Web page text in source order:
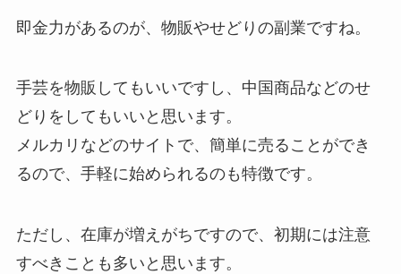
即金力があるのが、物販やせどりの副業ですね。
手芸を物販してもいいですし、中国商品などのせ
どりをしてもいいと思います。
メルカリなどのサイトで、簡単に売ることができ
るので、手軽に始められるのも特徴です。
ただし、在庫が増えがちですので、初期には注意
すべきことも多いと思います。